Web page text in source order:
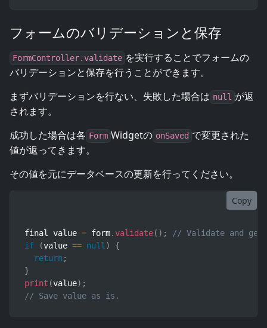
フォームのバリデーションと保存
FormController.validate を実行することでフォームの
バリデーションと保存を行うことができます。
まずバリデーションを行ない、失敗した場合は null が返
されます。
成功した場合は各 Form Widgetの onSaved で変更された
値が返ってきます。
その値を元にデータベースの更新を行ってください。
Copy
final value = form.validate( ) ;
// Validate and get
if
(value == null)
{
return ;
}
print (value) ;
// Save value as is.